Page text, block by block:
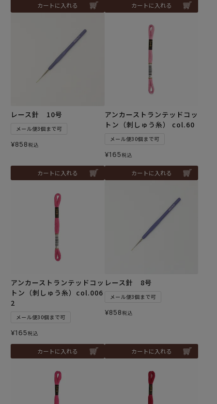
カートに入れる カートに入れる
レース針 10号
メール便3個まで可
¥858税込
カートに入れる
アンカーストランテッドコッ
トン（刺しゅう糸） col.60
メール便30個まで可
¥165税込
カートに入れる
アンカーストランテッドコッ
トン（刺しゅう糸）col.006
2
メール便30個まで可
¥165税込
カートに入れる
レース針 8号
メール便3個まで可
¥858税込
カートに入れる